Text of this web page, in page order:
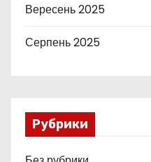
Вересень 2025
Серпень 2025
Рубрики